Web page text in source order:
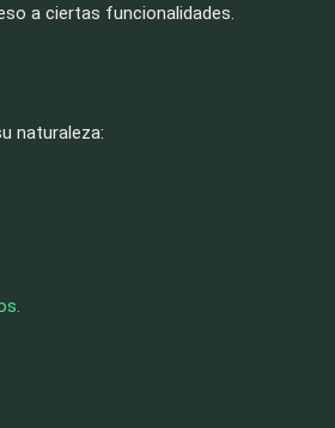
a ciertas funcionalidades.
naturaleza: